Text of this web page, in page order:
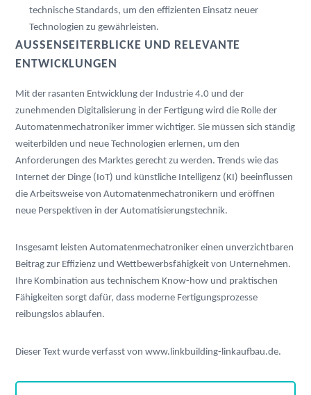
technische Standards, um den effizienten Einsatz neuer
Technologien zu gewährleisten.
AUSSENSEITERBLICKE UND RELEVANTE E
NTWICKLUNGEN
Mit der rasanten Entwicklung der Industrie 4.0 und der
zunehmenden Digitalisierung in der Fertigung wird die Rolle der
Automatenmechatroniker immer wichtiger. Sie müssen sich ständig
weiterbilden und neue Technologien erlernen, um den
Anforderungen des Marktes gerecht zu werden. Trends wie das
Internet der Dinge (IoT) und künstliche Intelligenz (KI) beeinflussen
die Arbeitsweise von Automatenmechatronikern und eröffnen
neue Perspektiven in der Automatisierungstechnik.
Insgesamt leisten Automatenmechatroniker einen unverzichtbaren
Beitrag zur Effizienz und Wettbewerbsfähigkeit von Unternehmen.
Ihre Kombination aus technischem Know-how und praktischen
Fähigkeiten sorgt dafür, dass moderne Fertigungsprozesse
reibungslos ablaufen.
Dieser Text wurde verfasst von www.linkbuilding-linkaufbau.de.